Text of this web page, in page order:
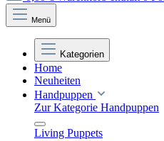
Menü
Kategorien
Home
Neuheiten
Handpuppen
Zur Kategorie Handpuppen
Living Puppets